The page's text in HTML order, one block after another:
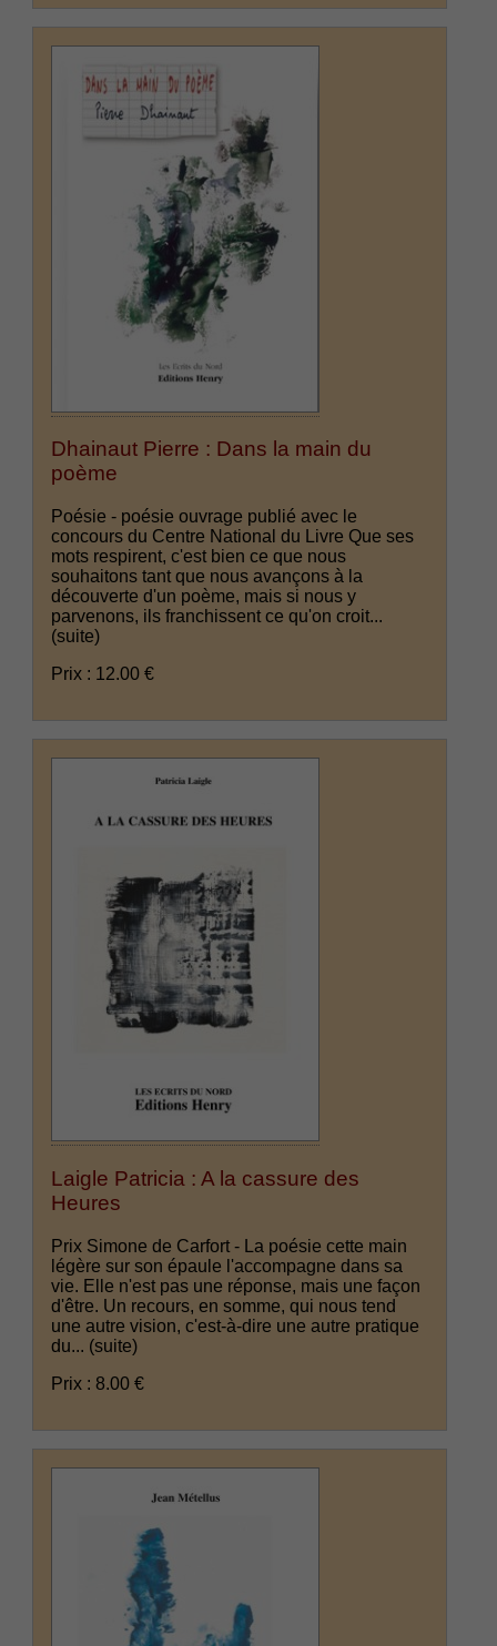
Dhainaut Pierre : Dans la main du
poème
Poésie - poésie ouvrage publié avec le
concours du Centre National du Livre Que ses
mots respirent, c'est bien ce que nous
souhaitons tant que nous avançons à la
découverte d'un poème, mais si nous y
parvenons, ils franchissent ce qu'on croit...
(suite)
Prix : 12.00 €
Laigle Patricia : A la cassure des
Heures
Prix Simone de Carfort - La poésie cette main
légère sur son épaule l'accompagne dans sa
vie. Elle n'est pas une réponse, mais une façon
d'être. Un recours, en somme, qui nous tend
une autre vision, c'est-à-dire une autre pratique
du... (suite)
Prix : 8.00 €